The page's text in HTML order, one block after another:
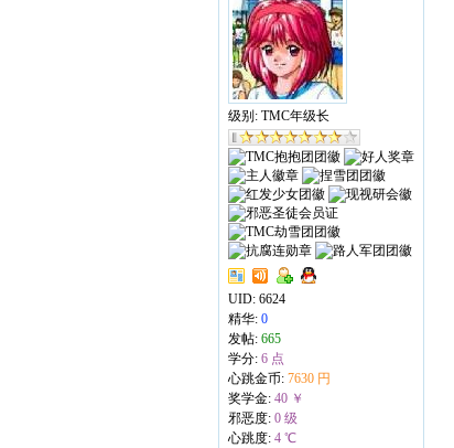
级别: TMC年级长
UID: 6624
精华: 0
发帖: 665
学分: 6 点
心跳金币: 7630 円
奖学金: 40 ￥
邪恶度: 0 级
心跳度: 4 ℃